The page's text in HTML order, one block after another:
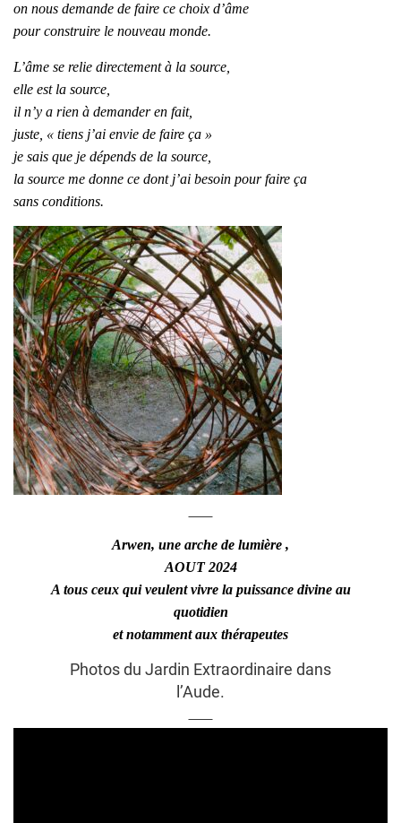
on nous demande de faire ce choix d’âme
pour construire le nouveau monde.
L’âme se relie directement à la source,
elle est la source,
il n’y a rien à demander en fait,
juste, « tiens j’ai envie de faire ça »
je sais que je dépends de la source,
la source me donne ce dont j’ai besoin pour faire ça
sans conditions.
Arwen, une arche de lumière ,
AOUT 2024
A tous ceux qui veulent vivre la puissance divine au
quotidien
et notamment aux thérapeutes
Photos du Jardin Extraordinaire dans
l’Aude.